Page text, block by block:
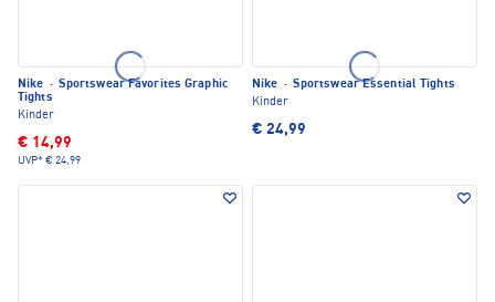
Nike · Sportswear Favorites Graphic
Tights
Kinder
€ 14,99
UVP* € 24,99
Nike · Sportswear Essential Tights
Kinder
€ 24,99